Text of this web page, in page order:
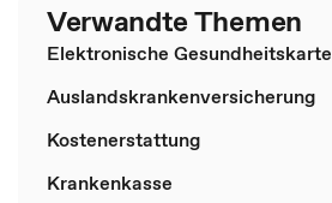
Verwandte Themen
Elektronische Gesundheitskarte
Auslandskrankenversicherung
Kostenerstattung
Krankenkasse